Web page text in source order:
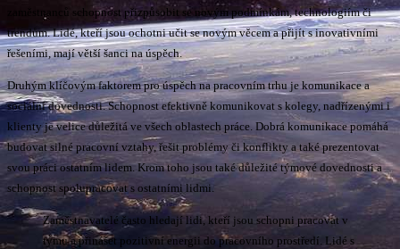
zaměstnanců schopnost přizpůsobit se novým podmínkám, technologiím či
trendům. Lidé, kteří jsou ochotni učit se novým věcem a přijít s inovativními
řešeními, mají větší šanci na úspěch.
Druhým klíčovým faktorem pro úspěch na pracovním trhu je komunikace a
sociální dovednosti. Schopnost efektivně komunikovat s kolegy, nadřízenými i
klienty je velice důležitá ve všech oblastech práce. Dobrá komunikace pomáhá
budovat silné pracovní vztahy, řešit problémy či konflikty a také prezentovat
svou práci ostatním lidem. Krom toho jsou také důležité týmové dovednosti a
schopnost spolupracovat s ostatními lidmi.
Zaměstnavatelé často hledají lidi, kteří jsou schopni pracovat v
týmu a přinášet pozitivní energii do pracovního prostředí. Lidé s